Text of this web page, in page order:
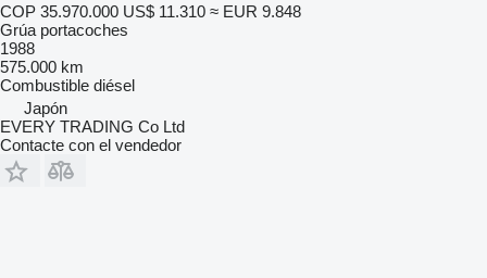
COP 35.970.000 US$ 11.310 ≈ EUR 9.848
Grúa portacoches
1988
575.000 km
Combustible diésel
Japón
EVERY TRADING Co Ltd
Contacte con el vendedor